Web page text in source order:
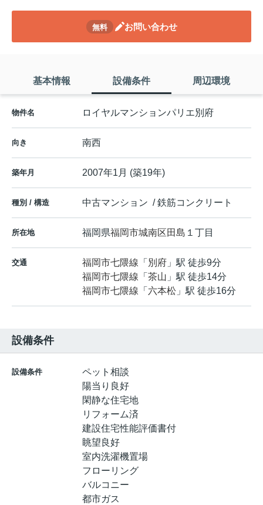
無料 お問い合わせ
基本情報 設備条件 周辺環境
物件名 ロイヤルマンションパリエ別府
向き 南西
築年月 2007年1月 (築19年)
種別 / 構造 中古マンション / 鉄筋コンクリート
所在地 福岡県福岡市城南区田島 １丁目
交通 福岡市七隈線 「 別府 」駅 徒歩9分
福岡市七隈線 「 茶山 」駅 徒歩14分
福岡市七隈線 「 六本松 」駅 徒歩16分
設備条件
設備条件
ペット相談
陽当り良好
閑静な住宅地
リフォーム済
建設住宅性能評価書付
眺望良好
室内洗濯機置場
フローリング
バルコニー
都市ガス